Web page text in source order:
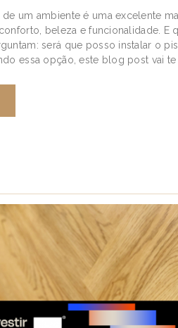
um ambiente é uma excelente
beleza e funcionalidade. E
será que posso instalar o
essa opção, este blog post vai te